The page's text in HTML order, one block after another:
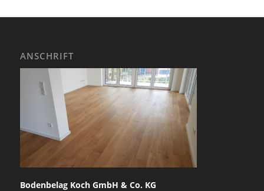
ANSCHRIFT
Bodenbelag Koch GmbH & Co. KG